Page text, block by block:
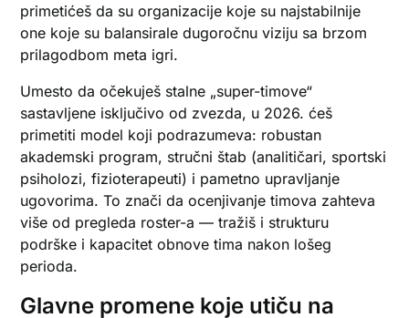
primetićeš da su organizacije koje su najstabilnije
one koje su balansirale dugoročnu viziju sa brzom
prilagodbom meta igri.
Umesto da očekuješ stalne „super-timove“
sastavljene isključivo od zvezda, u 2026. ćeš
primetiti model koji podrazumeva: robustan
akademski program, stručni štab (analitičari, sportski
psiholozi, fizioterapeuti) i pametno upravljanje
ugovorima. To znači da ocenjivanje timova zahteva
više od pregleda roster-a — tražiš i strukturu
podrške i kapacitet obnove tima nakon lošeg
perioda.
Glavne promene koje utiču na